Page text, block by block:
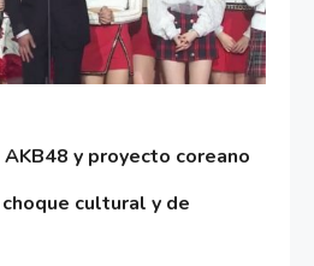
y proyecto coreano
cultural y de